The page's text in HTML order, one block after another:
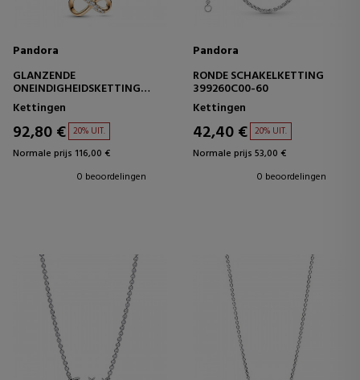
Pandora
GLANZENDE
ONEINDIGHEIDSKETTING
368821C01
Kettingen
92,80 € 20% UIT.
Normale prijs 116,00 €
0 beoordelingen
Pandora
RONDE SCHAKELKETTING
399260C00-60
Kettingen
42,40 € 20% UIT.
Normale prijs 53,00 €
0 beoordelingen